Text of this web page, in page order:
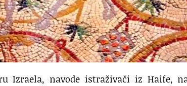
Izraela, navode istraživači iz Haife,